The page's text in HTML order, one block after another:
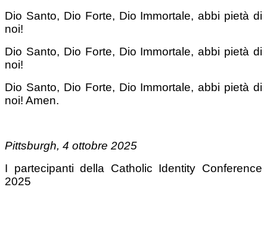
Dio Santo, Dio Forte, Dio Immortale, abbi pietà di
noi!
Dio Santo, Dio Forte, Dio Immortale, abbi pietà di
noi!
Dio Santo, Dio Forte, Dio Immortale, abbi pietà di
noi! Amen.
Pittsburgh, 4 ottobre 2025
I partecipanti della Catholic Identity Conference
2025